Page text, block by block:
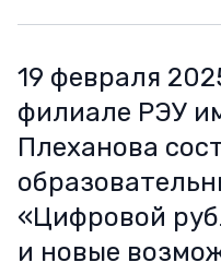
19 февраля
филиале РЭУ
Плеханова
«Цифровой
и новые